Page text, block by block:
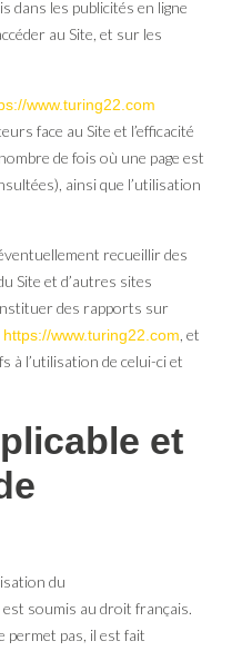
dans les publicités en ligne
au Site, et sur les
www.turing22.com
face au Site et l’efficacité
de fois où une page est
ainsi que l’utilisation
recueillir des
Site et d’autres sites
des rapports sur
https://www.turing22.com , et
à l’utilisation de celui-ci et
et
du
est soumis au droit français.
permet pas, il est fait